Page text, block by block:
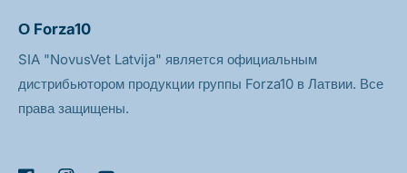
О Forza10
SIA "NovusVet Latvija" является официальным
дистрибьютором продукции группы Forza10 в Латвии. Все
права защищены.